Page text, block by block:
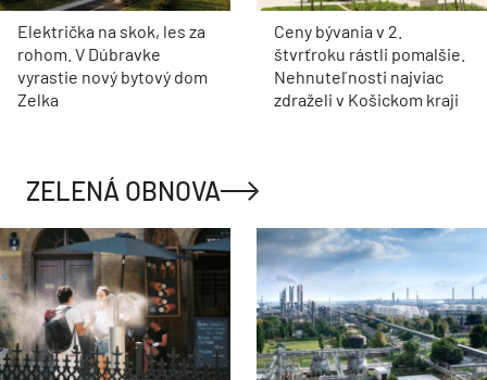
Električka na skok, les za
rohom. V Dúbravke
vyrastie nový bytový dom
Zelka
Ceny bývania v 2.
štvrťroku rástli pomalšie.
Nehnuteľnosti najviac
zdraželi v Košickom kraji
ZELENÁ OBNOVA